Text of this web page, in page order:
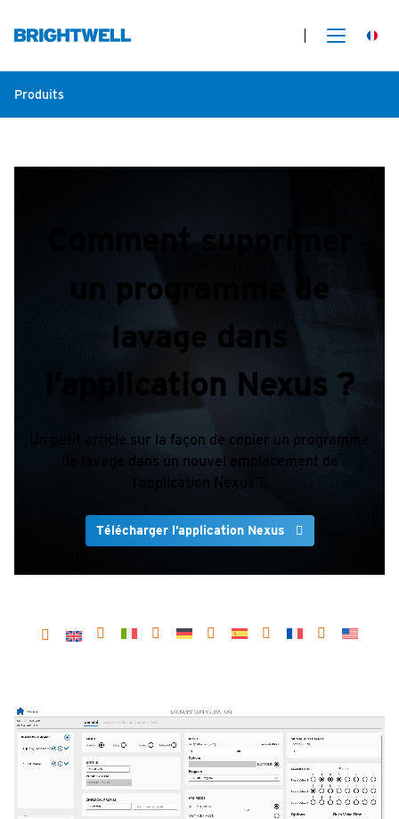
Produits
Comment supprimer
un programme de
lavage dans
l’application Nexus ?
Un petit article sur la façon de copier un programme
de lavage dans un nouvel emplacement de
l’application Nexus ?
Télécharger l’application Nexus